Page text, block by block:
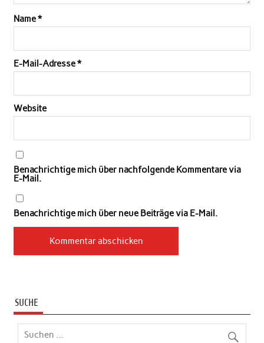
Name*
E-Mail-Adresse*
Website
Benachrichtige mich über nachfolgende Kommentare via
E-Mail.
Benachrichtige mich über neue Beiträge via E-Mail.
SUCHE